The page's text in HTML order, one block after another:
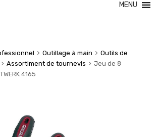
MENU
Outillage à main
Outils de
Assortiment de tournevis
Jeu de 8
4165